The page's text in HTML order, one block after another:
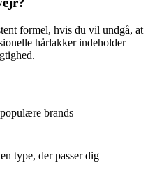
formel, hvis du vil undgå, at
hårlakker indeholder
brands
type, der passer dig